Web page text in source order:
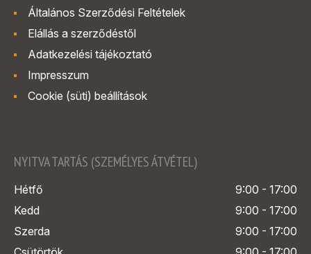
Általános Szerződési Feltételek
Elállás a szerződéstől
Adatkezelési tájékoztató
Impresszum
Cookie (süti) beállítások
NYITVA TARTÁS (SZEMÉLYES ÁTVÉTEL)
Hétfő
9:00 - 17:00
Kedd
9:00 - 17:00
Szerda
9:00 - 17:00